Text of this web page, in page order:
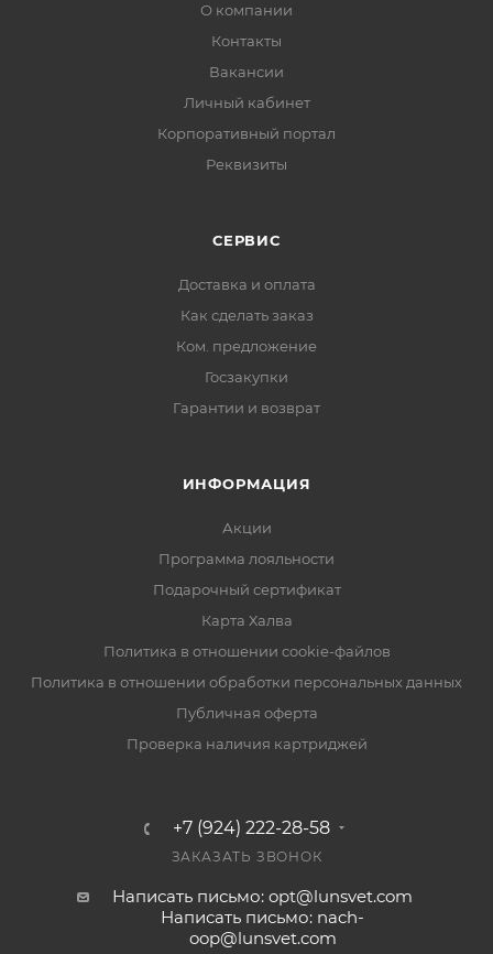
О компании
Контакты
Вакансии
Личный кабинет
Корпоративный портал
Реквизиты
СЕРВИС
Доставка и оплата
Как сделать заказ
Ком. предложение
Госзакупки
Гарантии и возврат
ИНФОРМАЦИЯ
Акции
Программа лояльности
Подарочный сертификат
Карта Халва
Политика в отношении cookie-файлов
Политика в отношении обработки персональных данных
Публичная оферта
Проверка наличия картриджей
+7 (924) 222-28-58
ЗАКАЗАТЬ ЗВОНОК
Написать письмо: opt@lunsvet.com
Написать письмо: nach-
oop@lunsvet.com